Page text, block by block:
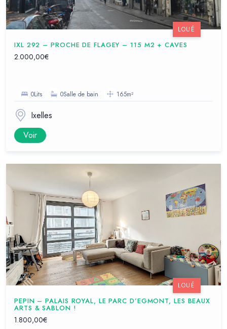
IXL 292 – PROCHE DE FLAGEY – 115 M2 + CAVES
2.000,00€
0Lits 0Salle de bain 165m²
Ixelles
Voir
LOUÉ
PEPIN – PALAIS ROYAL, LE PARC D’EGMONT, LES BEAUX
ARTS & SABLON !
1.800,00€
LOUÉ